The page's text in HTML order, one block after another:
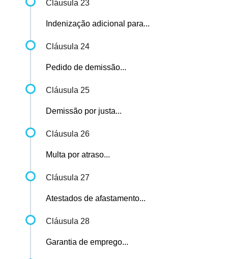
Cláusula 23
Indenização adicional para...
Cláusula 24
Pedido de demissão...
Cláusula 25
Demissão por justa...
Cláusula 26
Multa por atraso...
Cláusula 27
Atestados de afastamento...
Cláusula 28
Garantia de emprego...